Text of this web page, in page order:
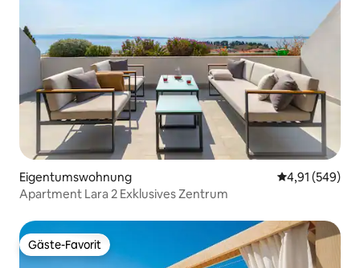
Eigentumswohnung
4,91 (549)
Apartment Lara 2 Exklusives Zentrum
Gäste-Favorit
Gäste-Favorit